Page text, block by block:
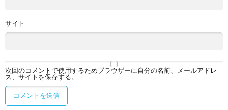
サイト
次回のコメントで使用するためブラウザーに自分の名前、メールアドレ
ス、サイトを保存する。